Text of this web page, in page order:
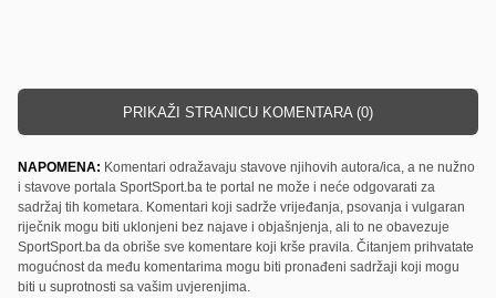
PRIKAŽI STRANICU KOMENTARA (0)
NAPOMENA: Komentari odražavaju stavove njihovih autora/ica, a ne nužno
i stavove portala SportSport.ba te portal ne može i neće odgovarati za
sadržaj tih kometara. Komentari koji sadrže vrijeđanja, psovanja i vulgaran
riječnik mogu biti uklonjeni bez najave i objašnjenja, ali to ne obavezuje
SportSport.ba da obriše sve komentare koji krše pravila. Čitanjem prihvatate
mogućnost da među komentarima mogu biti pronađeni sadržaji koji mogu
biti u suprotnosti sa vašim uvjerenjima.